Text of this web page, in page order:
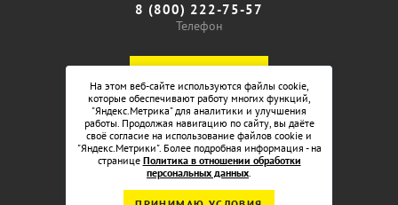
8 (800) 222-75-57
Телефон
На этом веб-сайте используются файлы cookie,
которые обеспечивают работу многих функций,
"Яндекс.Метрика" для аналитики и улучшения
работы. Продолжая навигацию по сайту, вы даёте
своё согласие на использование файлов cookie и
"Яндекс.Метрики". Более подробная информация - на
странице Политика в отношении обработки
персональных данных.